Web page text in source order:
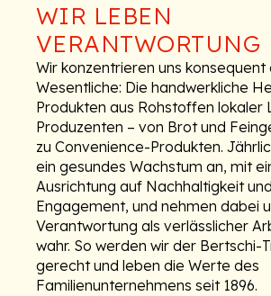
WIR LEBEN
VERANTWORTUNG
Wir konzentrieren uns konsequent
Wesentliche: Die handwerkliche
Produkten aus Rohstoffen lokaler
Produzenten – von Brot und
zu Convenience-Produkten.
ein gesundes Wachstum an, mit
Ausrichtung auf Nachhaltigkeit
Engagement, und nehmen dabei
Verantwortung als verlässlicher
wahr. So werden wir der Bertschi-
gerecht und leben die Werte des
Familienunternehmens seit 1896.